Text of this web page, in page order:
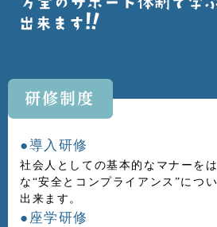
●導入研修
社会人としての基本的なマナーを
な“安全とコンプライアンス”につ
出来ます。
●座学研修